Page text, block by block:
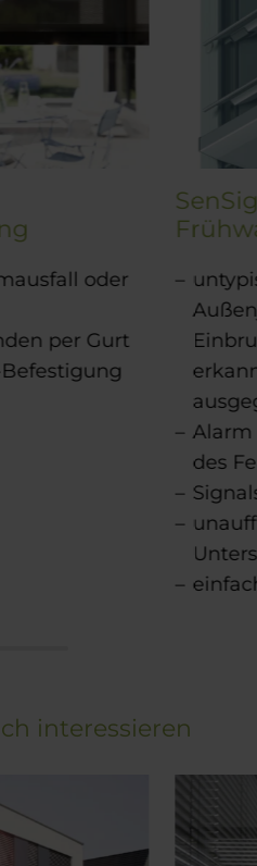
oder
per Gurt
Alarm
des
interessieren